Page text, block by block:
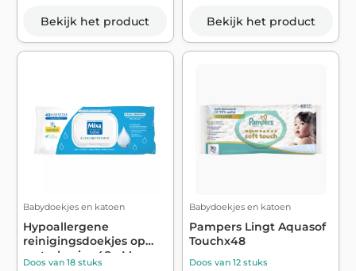
Bekijk het product Bekijk het product
Babydoekjes en katoen
Hypoallergene
reinigingsdoekjes op
waterbasis x48 - M...
Doos van 18 stuks
Babydoekjes en katoen
Pampers Lingt Aquasof
Touchx48
Doos van 12 stuks